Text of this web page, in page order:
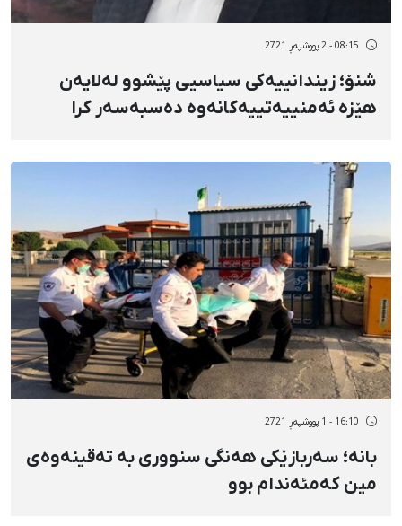
08:15 - 2 پووشپەڕ 2721
شنۆ؛ زیندانییەکی سیاسیی پێشوو لەلایەن
هێزە ئەمنییەتییەکانەوە دەسبەسەر کرا
16:10 - 1 پووشپەڕ 2721
بانە؛ سەربازێکی هەنگی سنووری بە تەقینەوەی
مین کەمئەندام بوو